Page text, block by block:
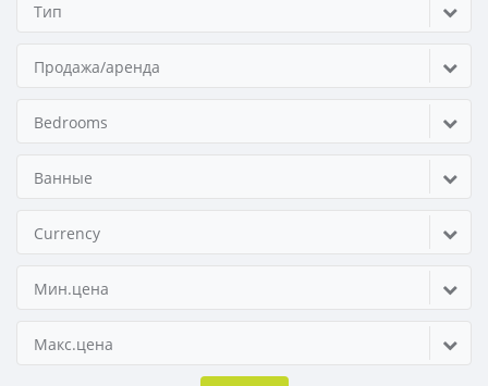
Тип
Продажа/аренда
Bedrooms
Ванные
Currency
Мин.цена
Макс.цена